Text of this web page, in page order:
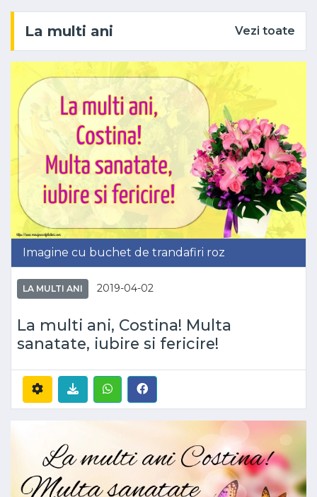
La multi ani Vezi toate
Imagine cu buchet de trandafiri roz
LA MULTI ANI 2019-04-02
La multi ani, Costina! Multa
sanatate, iubire si fericire!